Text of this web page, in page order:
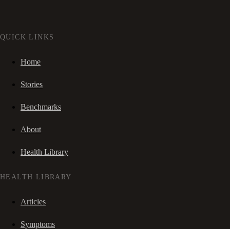
QUICK LINKS
Home
Stories
Benchmarks
About
Health Library
HEALTH LIBRARY
Articles
Symptoms